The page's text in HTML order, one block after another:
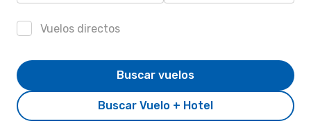
Vuelos directos
Buscar Vuelo + Hotel
Buscar vuelos